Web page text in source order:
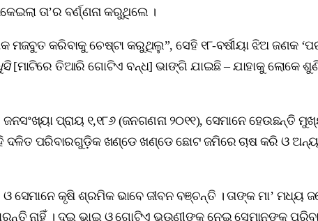
ତା’ର ବର୍ଣ୍ଣନା କରୁଥିଲେ ।
କରିବାକୁ ଚେଷ୍ଟା କରୁଥିଲୁ”, ସେହି ୧୮-ବର୍ଷୀୟା ଝିଅ ଜଣକ
[ମାଟିରେ ତିଆରି ଗୋଟିଏ ବନ୍ଧ] ଭାଙ୍ଗି ଯାଇଛି – ଯାହାକୁ ଲୋକେ
ପ୍ରାୟ ୧,୧୮୬ (ଜନଗଣନା ୨୦୧୧), ସେମାନେ ହେଉଛନ୍ତି
ପରିବାରଗୁଡ଼ିକ ଖଣ୍ଡେ ଖଣ୍ଡେ ଛୋଟ ଜମିରେ ଚାଷ କରି ଓ
କୃଷି ଶ୍ରମିକ ଭାବେ ଜୀବନ ବଞ୍ଚନ୍ତି । ତାଙ୍କ ମା’
ନାହିଁ । ଦୁଇ ଭାଇ ଓ ଗୋଟିଏ ଭଉଣୀଙ୍କୁ ନେଇ ସେମାନଙ୍କ